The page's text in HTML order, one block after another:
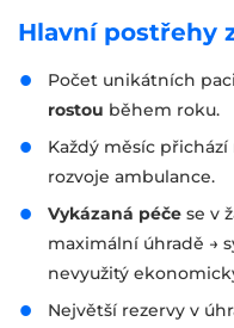
Hlavní postřehy
Počet unikátních
rostou během roku.
Každý měsíc přichází
rozvoje ambulance.
Vykázaná péče se v
maximální úhradě →
nevyužitý
Největší rezervy v